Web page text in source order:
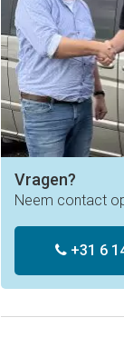
Vragen?
Neem contact
+31 6